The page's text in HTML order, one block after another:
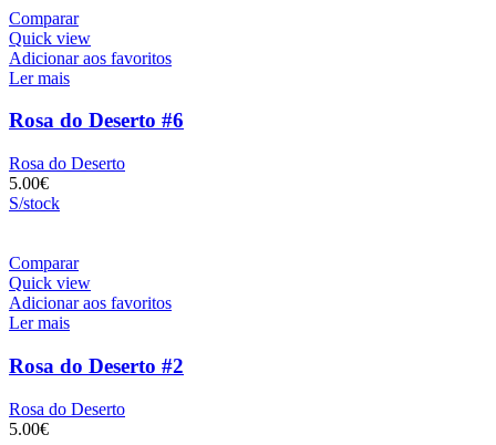
Comparar
Quick view
Adicionar aos favoritos
Ler mais
Rosa do Deserto #6
Rosa do Deserto
5.00€
S/stock
Comparar
Quick view
Adicionar aos favoritos
Ler mais
Rosa do Deserto #2
Rosa do Deserto
5.00€